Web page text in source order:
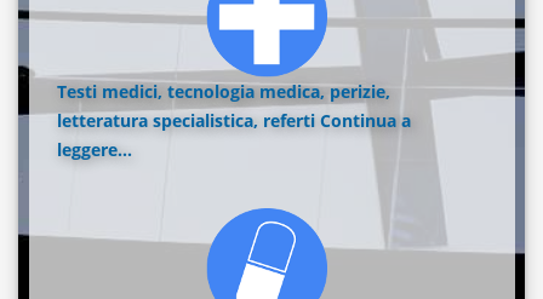
Testi medici, tecnologia medica, perizie,
letteratura specialistica, referti Continua a
leggere...